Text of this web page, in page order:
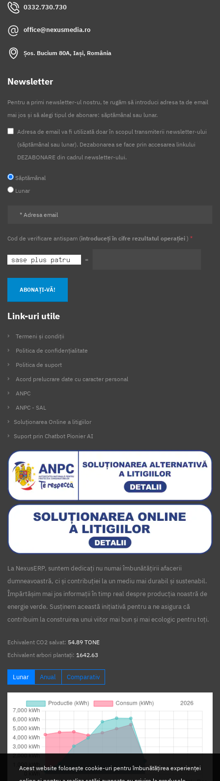
Acest website folosește cookie-uri pentru îmbunătățirea experienței
0332.730.730
office@nexusmedia.ro
Șos. Bucium 80A, Iași, România
Newsletter
Pentru a primi newsletter-ul nostru, te rugăm să introduci adresa ta de email
mai jos și să alegi tipul de abonare: săptămânal sau lunar.
Adresa de email va fi utilizată doar în scopul transmiterii newsletter-ului
(săptămânal sau lunar). Dezabonarea se face prin accesarea linkului
DEZABONARE din cadrul newsletter-ului.
Săptămânal
Lunar
Cod de verificare antispam (introduceți în cifre rezultatul operației ) *
=
ABONAȚI-VĂ!
Link-uri utile
Termeni și condiții
Politica de confidențialitate
Politica de suport
Acord prelucrare date cu caracter personal
ANPC
ANPC - SAL
Soluționarea Online a litigiilor
Suport prin Chatbot Pionier AI
La NexusERP, suntem dedicați nu numai îmbunătățirii afacerii
dumneavoastră, ci și contribuției la un mediu mai durabil și sustenabil.
Împărtășim mai jos informații în timp real despre producția noastră de
energie verde. Susținem această inițiativă pentru a ne asigura că
contribuim la construirea unui viitor mai bun și mai ecologic pentru toți.
Echivalent CO2 salvat: 54.89 TONE
Echivalent arbori plantați: 1642.63
Lunar Anual Comparativ